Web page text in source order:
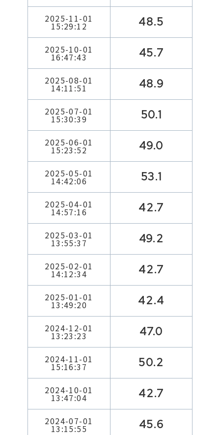
2025-11-01
15:29:12 48.5
2025-10-01
16:47:43 45.7
2025-08-01
14:11:51 48.9
2025-07-01
15:30:39 50.1
2025-06-01
15:23:52 49.0
2025-05-01
14:42:06 53.1
2025-04-01
14:57:16 42.7
2025-03-01
13:55:37 49.2
2025-02-01
14:12:34 42.7
2025-01-01
13:49:20 42.4
2024-12-01
13:23:23 47.0
2024-11-01
15:16:37 50.2
2024-10-01
13:47:04 42.7
2024-07-01
13:15:55 45.6